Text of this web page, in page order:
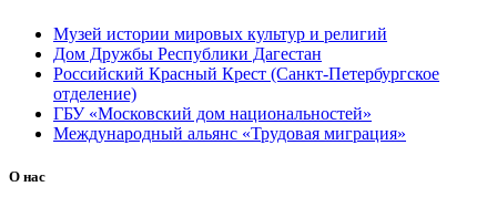
Музей истории мировых культур и религий
Дом Дружбы Республики Дагестан
Российский Красный Крест (Санкт-Петербургское
отделение)
ГБУ «Московский дом национальностей»
Международный альянс «Трудовая миграция»
О нас